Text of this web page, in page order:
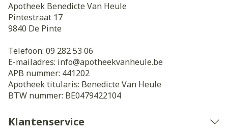
Apotheek Benedicte Van Heule
Pintestraat 17
9840 De Pinte
Telefoon: 09 282 53 06
E-mailadres: info@apotheekvanheule.be
APB nummer: 441202
Apotheek titularis: Benedicte Van Heule
BTW nummer: BE0479422104
Klantenservice